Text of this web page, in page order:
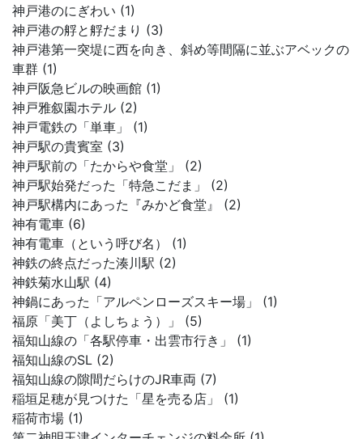
神戸港のにぎわい (1)
神戸港の艀と艀だまり (3)
神戸港第一突堤に西を向き、斜め等間隔に並ぶアベックの
車群 (1)
神戸阪急ビルの映画館 (1)
神戸雅叙園ホテル (2)
神戸電鉄の「単車」 (1)
神戸駅の貴賓室 (3)
神戸駅前の「たからや食堂」 (2)
神戸駅始発だった「特急こだま」 (2)
神戸駅構内にあった『みかど食堂』 (2)
神有電車 (6)
神有電車（という呼び名） (1)
神鉄の終点だった湊川駅 (2)
神鉄菊水山駅 (4)
神鍋にあった「アルペンローズスキー場」 (1)
福原「美丁（よしちょう）」 (5)
福知山線の「各駅停車・出雲市行き」 (1)
福知山線のSL (2)
福知山線の隙間だらけのJR車両 (7)
稲垣足穂が見つけた「星を売る店」 (1)
稲荷市場 (1)